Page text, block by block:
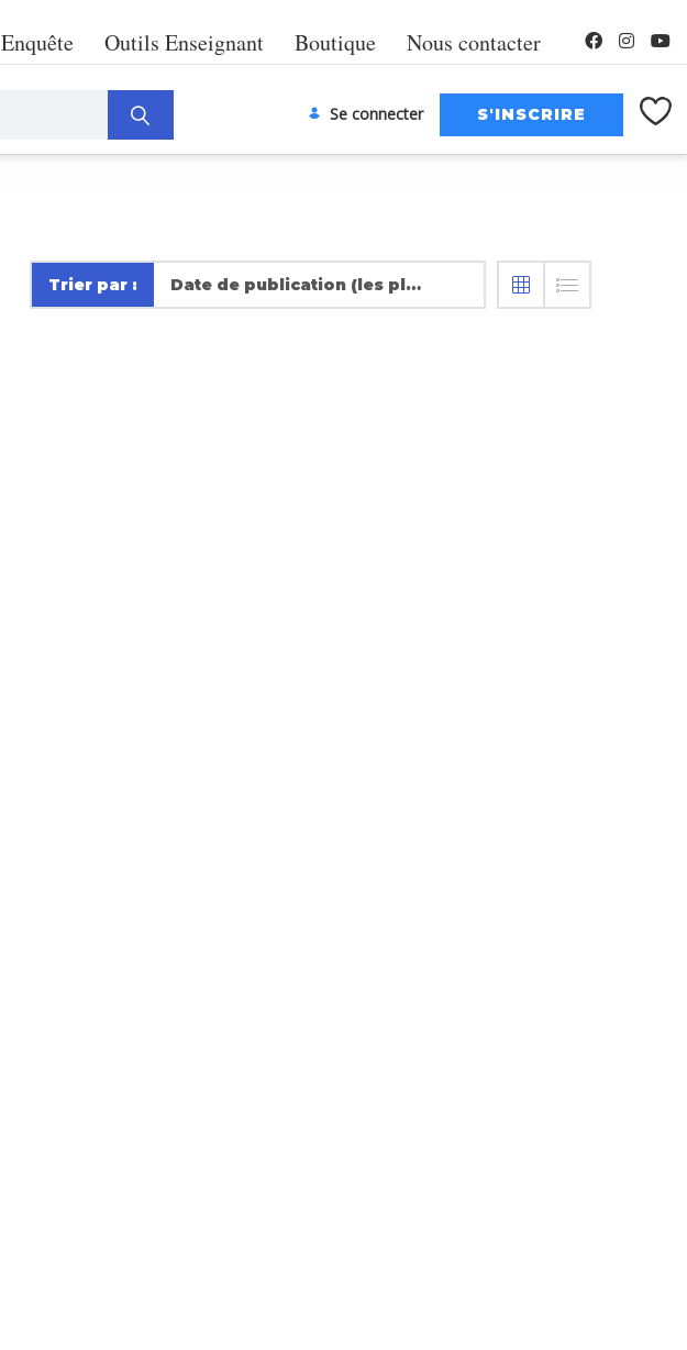
Enquête Outils Enseignant Boutique Nous contacter
Se connecter
Trier par : Date de publication (les plus récentes en premier)